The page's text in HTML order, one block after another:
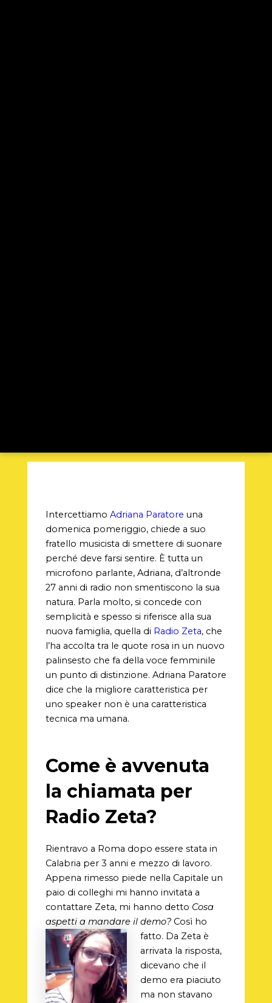
Intercettiamo Adriana Paratore una
domenica pomeriggio, chiede a suo
fratello musicista di smettere di suonare
perché deve farsi sentire. È tutta un
microfono parlante, Adriana, d’altronde
27 anni di radio non smentiscono la sua
natura. Parla molto, si concede con
semplicità e spesso si riferisce alla sua
nuova famiglia, quella di Radio Zeta, che
l’ha accolta tra le quote rosa in un nuovo
palinsesto che fa della voce femminile
un punto di distinzione. Adriana Paratore
dice che la migliore caratteristica per
uno speaker non è una caratteristica
tecnica ma umana.
Come è avvenuta
la chiamata per
Radio Zeta?
Rientravo a Roma dopo essere stata in
Calabria per 3 anni e mezzo di lavoro.
Appena rimesso piede nella Capitale un
paio di colleghi mi hanno invitata a
contattare Zeta, mi hanno detto Cosa
aspetti a mandare il demo?Così ho
fatto. Da Zeta è
arrivata la risposta,
dicevano che il
demo era piaciuto
ma non stavano